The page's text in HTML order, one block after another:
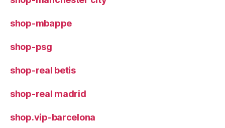
shop-mbappe
shop-psg
shop-real betis
shop-real madrid
shop.vip-barcelona